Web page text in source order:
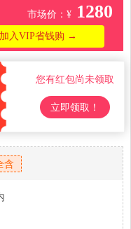
市场价：¥ 1280
加入VIP省钱购 →
您有红包尚未领取
立即领取！
含